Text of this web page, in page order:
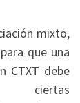
mixto,
que una
CTXT debe